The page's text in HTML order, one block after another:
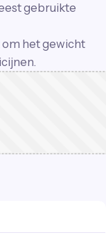
gebruikte
om het gewicht